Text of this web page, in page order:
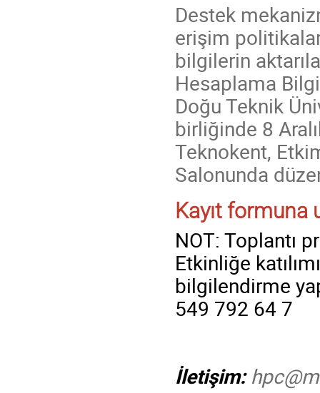
Destek
erişim
bilgilerin
Hesaplama
Doğu Teknik
birliğinde 8
Teknokent,
Salonunda
Kayıt formuna
NOT: Toplantı
Etkinliğe
bilgilendirme
549 792 64 7
İletişim: